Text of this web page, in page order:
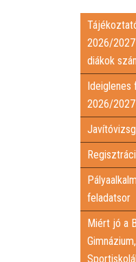
2026/
diákok
Ideiglenes
2026/
feladatsor
Miért jó a